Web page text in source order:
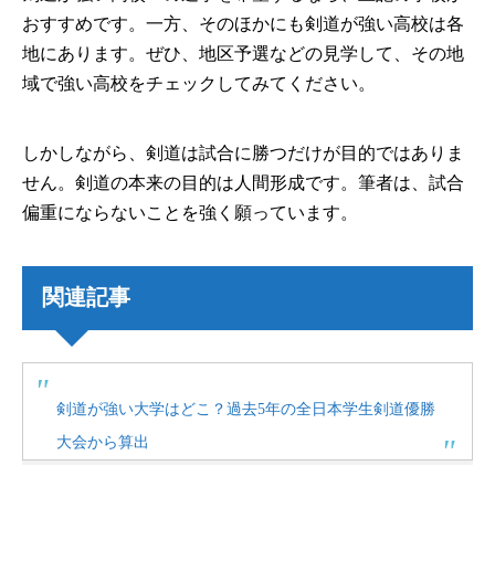
おすすめです。一方、そのほかにも剣道が強い高校は各
地にあります。ぜひ、地区予選などの見学して、その地
域で強い高校をチェックしてみてください。
しかしながら、剣道は試合に勝つだけが目的ではありま
せん。剣道の本来の目的は人間形成です。筆者は、試合
偏重にならないことを強く願っています。
関連記事
剣道が強い大学はどこ？過去5年の全日本学生剣道優勝
大会から算出